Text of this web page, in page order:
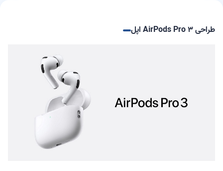
طراحی AirPods Pro ۳ اپل